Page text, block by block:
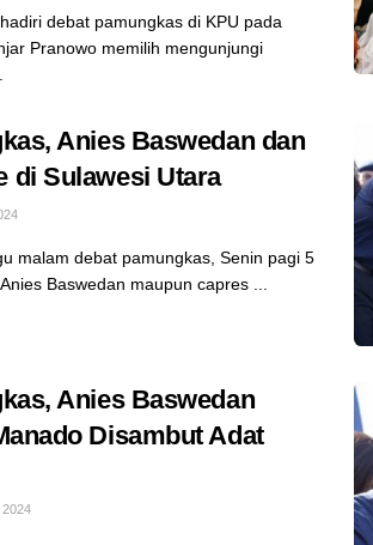
debat pamungkas di KPU pada
Pranowo memilih mengunjungi
Anies Baswedan dan
di Sulawesi Utara
malam debat pamungkas, Senin pagi 5
Baswedan maupun capres ...
Anies Baswedan
Disambut Adat